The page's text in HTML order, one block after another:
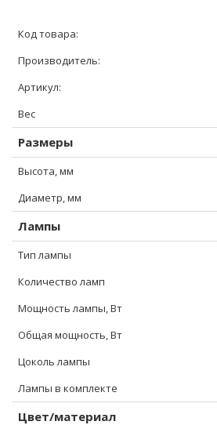
Код товара:
Производитель:
Артикул:
Вес
Размеры
Высота, мм
Диаметр, мм
Лампы
Тип лампы
Количество ламп
Мощность лампы, Вт
Общая мощность, Вт
Цоколь лампы
Лампы в комплекте
Цвет/материал